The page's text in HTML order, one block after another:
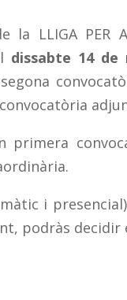
LLIGA PER A
dissabte 14 de
primera
i
podràs